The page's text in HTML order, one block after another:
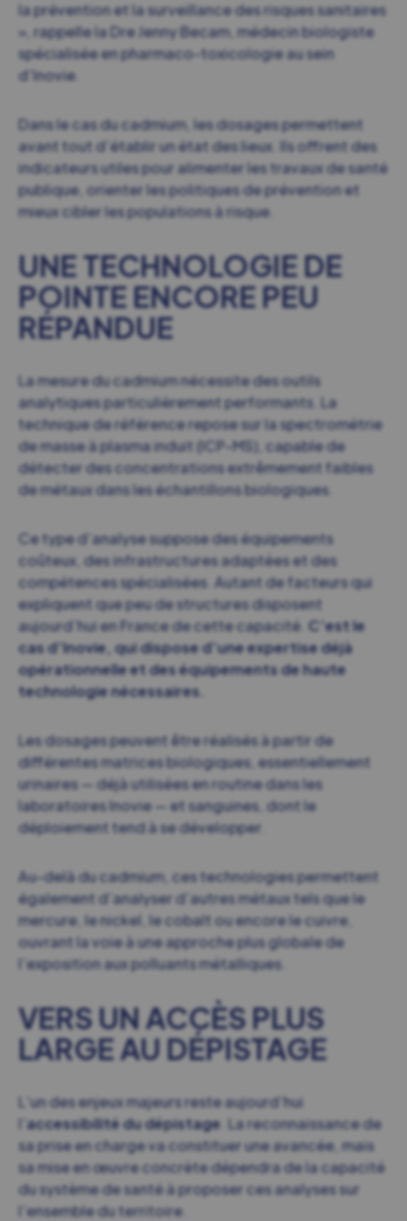
la prévention et la surveillance des risques sanitaires
», rappelle la Dre Jenny Becam, médecin biologiste
spécialisée en pharmaco-toxicologie au sein
d’Inovie.
Dans le cas du cadmium, les dosages permettent
avant tout d’établir un état des lieux. Ils offrent des
indicateurs utiles pour alimenter les travaux de santé
publique, orienter les politiques de prévention et
mieux cibler les populations à risque.
UNE TECHNOLOGIE DE
POINTE ENCORE PEU
RÉPANDUE
La mesure du cadmium nécessite des outils
analytiques particulièrement performants. La
technique de référence repose sur la spectrométrie
de masse à plasma induit (ICP-MS), capable de
détecter des concentrations extrêmement faibles
de métaux dans les échantillons biologiques.
Ce type d’analyse suppose des équipements
coûteux, des infrastructures adaptées et des
compétences spécialisées. Autant de facteurs qui
expliquent que peu de structures disposent
aujourd’hui en France de cette capacité. C’est le
cas d’Inovie, qui dispose d’une expertise déjà
opérationnelle et des équipements de haute
technologie nécessaires.
Les dosages peuvent être réalisés à partir de
différentes matrices biologiques, essentiellement
urinaires — déjà utilisées en routine dans les
laboratoires Inovie — et sanguines, dont le
déploiement tend à se développer.
Au-delà du cadmium, ces technologies permettent
également d’analyser d’autres métaux tels que le
mercure, le nickel, le cobalt ou encore le cuivre,
ouvrant la voie à une approche plus globale de
l’exposition aux polluants métalliques.
VERS UN ACCÈS PLUS
LARGE AU DÉPISTAGE
L’un des enjeux majeurs reste aujourd’hui
l’ accessibilité du dépistage . La reconnaissance de
sa prise en charge va constituer une avancée, mais
sa mise en œuvre concrète dépendra de la capacité
du système de santé à proposer ces analyses sur
l’ensemble du territoire.